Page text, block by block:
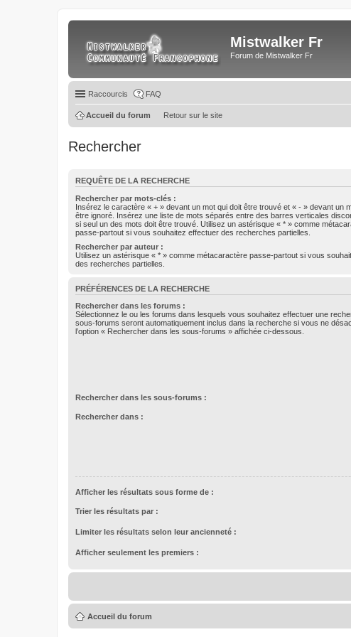
Mistwalker Fr
Forum de Mistwalker Fr
Raccourcis FAQ
Retour sur le site
Accueil du forum
Rechercher
REQUÊTE DE LA RECHERCHE
Rechercher par mots-clés :
Insérez le caractère « + » devant un mot qui doit être trouvé et « - » devant un
être ignoré. Insérez une liste de mots séparés entre des barres verticales
si seul un des mots doit être trouvé. Utilisez un astérisque « * » comme
passe-partout si vous souhaitez effectuer des recherches partielles.
Rechercher par auteur :
Utilisez un astérisque « * » comme métacaractère passe-partout si vous
des recherches partielles.
PRÉFÉRENCES DE LA RECHERCHE
Rechercher dans les forums :
Sélectionnez le ou les forums dans lesquels vous souhaitez effectuer une
sous-forums seront automatiquement inclus dans la recherche si vous ne
l’option « Rechercher dans les sous-forums » affichée ci-dessous.
Rechercher dans les sous-forums :
Rechercher dans :
Afficher les résultats sous forme de :
Trier les résultats par :
Limiter les résultats selon leur ancienneté :
Afficher seulement les premiers :
Accueil du forum